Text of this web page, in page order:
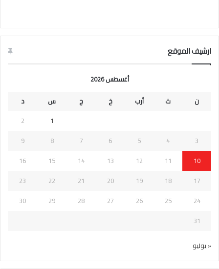
ارشيف الموقع
أغسطس 2026
ن
ث أرب خ ج س
د
1
2
3
4
5
6
7
8
9
10
11
12
13
14
15
16
17
18
19
20
21
22
23
24
25
26
27
28
29
30
31
« يوليو